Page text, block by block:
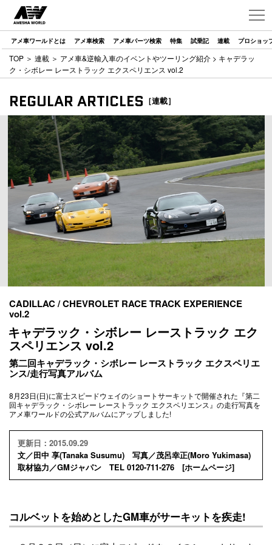
アメ車ワールドとは アメ車検索 アメ車パーツ検索 特集 試乗記 連載 プロショッ
TOP ＞ 連載 ＞ アメ車&逆輸入車のイベントやツーリング紹介 > キャデラッ
ク・シボレー レーストラック エクスペリエンス vol.2
REGULAR ARTICLES ［連載］
CADILLAC / CHEVROLET RACE TRACK EXPERIENCE
vol.2
キャデラック・シボレー レーストラック エク
スペリエンス vol.2
第二回キャデラック・シボレー レーストラック エクスペリエ
ンス/走行写真アルバム
8月23日(日)に富士スピードウェイのショートサーキットで開催された『第二
回キャデラック・シボレー レーストラック エクスペリエンス』の走行写真を
アメ車ワールドの公式アルバムにアップしました!
更新日：2015.09.29
文／田中 享(Tanaka Susumu) 写真／茂呂幸正(Moro Yukimasa)
取材協力／GMジャパン TEL 0120-711-276 [ホームページ]
コルベットを始めとしたGM車がサーキットを疾走!